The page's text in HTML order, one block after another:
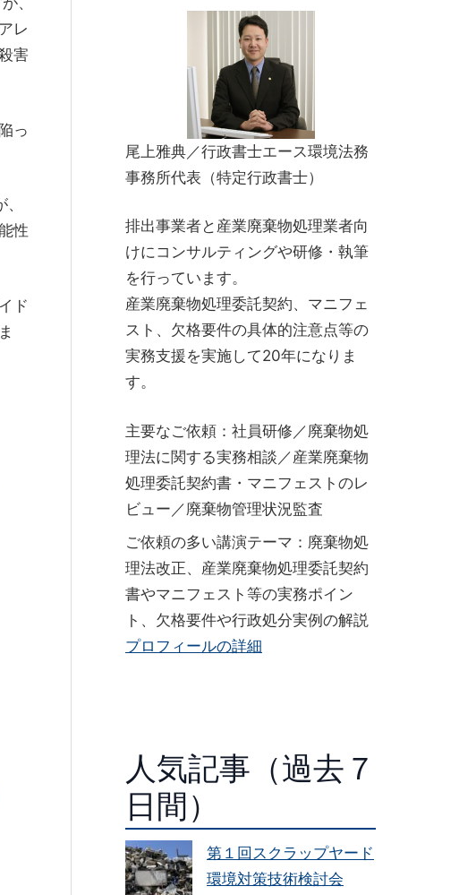
レ
害
っ
性
ド
尾上雅典／行政書士エース環境法務
事務所代表（特定行政書士）
排出事業者と産業廃棄物処理業者向
けにコンサルティングや研修・執筆
を行っています。
産業廃棄物処理委託契約、マニフェ
スト、欠格要件の具体的注意点等の
実務支援を実施して20年になりま
す。
主要なご依頼：社員研修／廃棄物処
理法に関する実務相談／産業廃棄物
処理委託契約書・マニフェストのレ
ビュー／廃棄物管理状況監査
ご依頼の多い講演テーマ：廃棄物処
理法改正、産業廃棄物処理委託契約
書やマニフェスト等の実務ポイン
ト、欠格要件や行政処分実例の解説
プロフィールの詳細
人気記事（過去７
日間）
第１回スクラップヤード
環境対策技術検討会